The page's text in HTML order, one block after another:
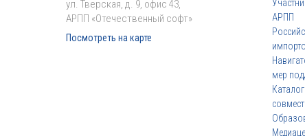
ул. Тверская, д. 9, офис 43,
АРПП «Отечественный софт»
Посмотреть на карте
АРПП
мер
Каталог